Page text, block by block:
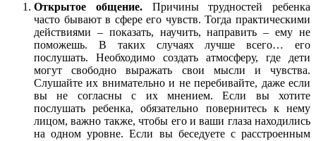
Открытое общение.Причины трудностей ребенка
часто бывают в сфере его чувств. Тогда практическими
действиями – показать, научить, направить – ему не
поможешь. В таких случаях лучше всего… его
послушать. Необходимо создать атмосферу, где дети
могут свободно выражать свои мысли и чувства.
Слушайте их внимательно и не перебивайте, даже если
вы не согласны с их мнением. Если вы хотите
послушать ребенка, обязательно повернитесь к нему
лицом, важно также, чтобы его и ваши глаза находились
на одном уровне. Если вы беседуете с расстроенным